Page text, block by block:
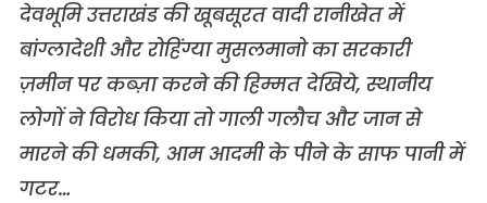
देवभूमि उत्तराखंड की खूबसूरत वादी रानीखेत में
बांग्लादेशी और रोहिंग्या मुसलमानो का सरकारी
ज़मीन पर कब्ज़ा करने की हिम्मत देखिये, स्थानीय
लोगों ने विरोध किया तो गाली गलौच और जान से
मारने की धमकी, आम आदमी के पीने के साफ पानी में
गटर…